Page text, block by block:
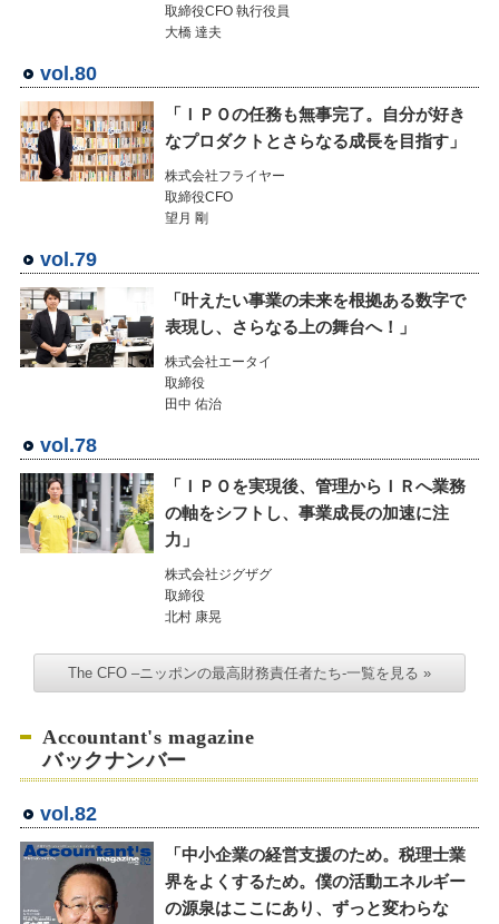
取締役CFO 執行役員
大橋 達夫
vol.80
「ＩＰＯの任務も無事完了。自分が好き
なプロダクトとさらなる成長を目指す」
株式会社フライヤー
取締役CFO
望月 剛
vol.79
「叶えたい事業の未来を根拠ある数字で
表現し、さらなる上の舞台へ！」
株式会社エータイ
取締役
田中 佑治
vol.78
「ＩＰＯを実現後、管理からＩＲへ業務
の軸をシフトし、事業成長の加速に注
力」
株式会社ジグザグ
取締役
北村 康晃
The CFO –ニッポンの最高財務責任者たち-一覧を見る »
Accountant's magazine
バックナンバー
vol.82
「中小企業の経営支援のため。税理士業
界をよくするため。僕の活動エネルギー
の源泉はここにあり、ずっと変わらな